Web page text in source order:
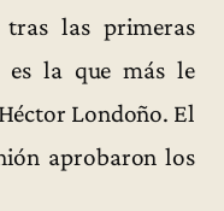
las primeras
es la que más le
Londoño. El
aprobaron los